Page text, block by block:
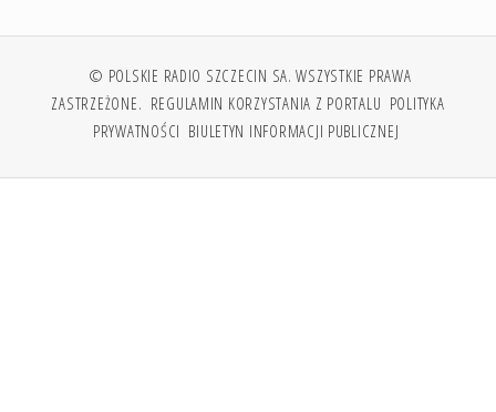
© POLSKIE RADIO SZCZECIN SA. WSZYSTKIE PRAWA
ZASTRZEŻONE. REGULAMIN KORZYSTANIA Z PORTALU POLITYKA
PRYWATNOŚCI BIULETYN INFORMACJI PUBLICZNEJ